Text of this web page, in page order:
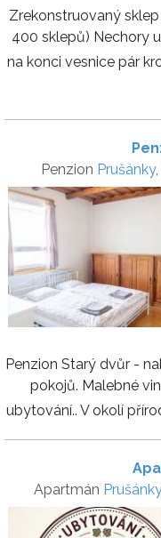
Zrekonstruovaný
400 sklepů) Nechory
na konci vesnice pár
Penzion Prušánky
Penzion Starý dvůr -
pokojů. Malebné
ubytování.. V okolí
Apartmán Prušánky